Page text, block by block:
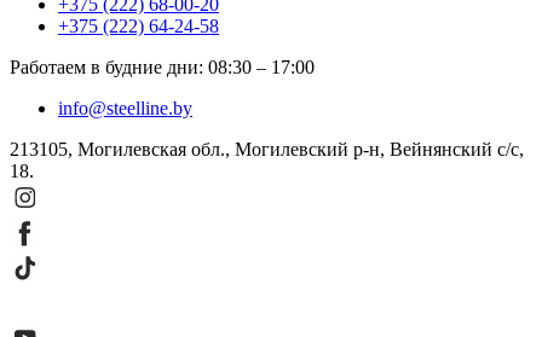
+375 (222) 64-24-58
Работаем в будние дни: 08:30 – 17:00
info@steelline.by
213105, Могилевская обл., Могилевский р-н, Вейнянский с/с,
18.